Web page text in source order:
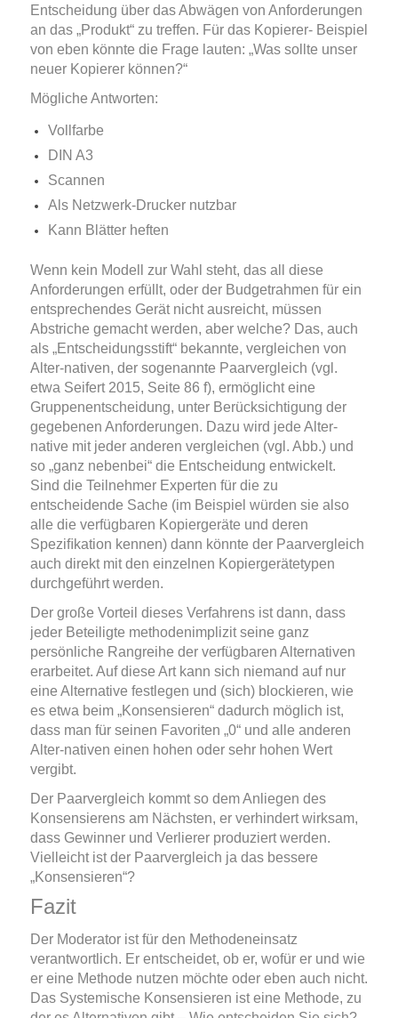
Entscheidung über das Abwägen von Anforderungen
an das „Produkt“ zu treffen. Für das Kopierer- Beispiel
von eben könnte die Frage lauten: „Was sollte unser
neuer Kopierer können?“
Mögliche Antworten:
Vollfarbe
DIN A3
Scannen
Als Netzwerk-Drucker nutzbar
Kann Blätter heften
Wenn kein Modell zur Wahl steht, das all diese
Anforderungen erfüllt, oder der Budgetrahmen für ein
entsprechendes Gerät nicht ausreicht, müssen
Abstriche gemacht werden, aber welche? Das, auch
als „Entscheidungsstift“ bekannte, vergleichen von
Alter-nativen, der sogenannte Paarvergleich (vgl.
etwa Seifert 2015, Seite 86 f), ermöglicht eine
Gruppenentscheidung, unter Berücksichtigung der
gegebenen Anforderungen. Dazu wird jede Alter-
native mit jeder anderen vergleichen (vgl. Abb.) und
so „ganz nebenbei“ die Entscheidung entwickelt.
Sind die Teilnehmer Experten für die zu
entscheidende Sache (im Beispiel würden sie also
alle die verfügbaren Kopiergeräte und deren
Speziﬁkation kennen) dann könnte der Paarvergleich
auch direkt mit den einzelnen Kopiergerätetypen
durchgeführt werden.
Der große Vorteil dieses Verfahrens ist dann, dass
jeder Beteiligte methodenimplizit seine ganz
persönliche Rangreihe der verfügbaren Alternativen
erarbeitet. Auf diese Art kann sich niemand auf nur
eine Alternative festlegen und (sich) blockieren, wie
es etwa beim „Konsensieren“ dadurch möglich ist,
dass man für seinen Favoriten „0“ und alle anderen
Alter-nativen einen hohen oder sehr hohen Wert
vergibt.
Der Paarvergleich kommt so dem Anliegen des
Konsensierens am Nächsten, er verhindert wirksam,
dass Gewinner und Verlierer produziert werden.
Vielleicht ist der Paarvergleich ja das bessere
„Konsensieren“?
Fazit
Der Moderator ist für den Methodeneinsatz
verantwortlich. Er entscheidet, ob er, wofür er und wie
er eine Methode nutzen möchte oder eben auch nicht.
Das Systemische Konsensieren ist eine Methode, zu